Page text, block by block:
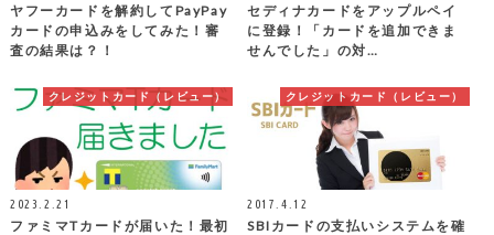
ヤフーカードを解約してPayPay
カードの申込みをしてみた！審
査の結果は？！
セディナカードをアップルペイ
に登録！「カードを追加できま
せんでした」の対…
クレジットカード（レビュー）
2023.2.21
ファミマTカードが届いた！最初
クレジットカード（レビュー）
2017.4.12
SBIカードの支払いシステムを確